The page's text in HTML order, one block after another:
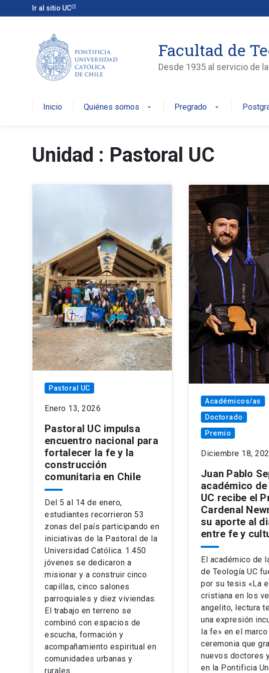
Ir al sitio UC
Facultad de
Desde 1935 al servicio de
Inicio Quiénes somos arrow_drop_down Pregrado arrow_drop_down
Unidad : Pastoral UC
Pastoral UC
Enero 13, 2026
Pastoral UC impulsa
encuentro nacional para
fortalecer la fe y la
construcción
comunitaria en Chile
Del 5 al 14 de enero,
estudiantes recorrieron 53
zonas del país participando en
iniciativas de la Pastoral de la
Universidad Católica. 1.450
jóvenes se dedicaron a
misionar y a construir cinco
capillas, cinco salones
parroquiales y diez viviendas.
El trabajo en terreno se
combinó con espacios de
escucha, formación y
acompañamiento espiritual en
comunidades urbanas y
rurales.
Académicos/as
Doctorado
Premio
Diciembre 18,
Juan Pablo
académico
UC recibe el
Cardenal
su aporte al
entre fe y
El académico de
de Teología UC
por su tesis «La
cristiana en los
angelito, lectura
una expresión
la fe» en el
ceremonia que
nuevos doctores
en la Pontificia